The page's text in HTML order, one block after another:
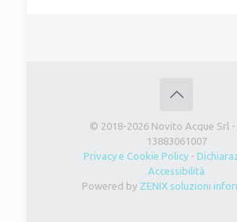
© 2018-2026 Novito Acque Srl -
13883061007
Privacy e Cookie Policy-
Accessibilità
Powered by ZENIX soluzioni